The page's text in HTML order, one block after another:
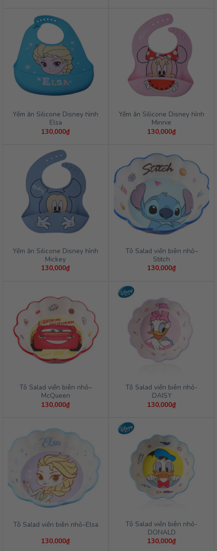
Yếm ăn Silicone Disney hình
Elsa
130,000₫
Yếm ăn Silicone Disney hình
Minnie
130,000₫
Yếm ăn Silicone Disney hình
Mickey
130,000₫
Tô Salad viền biên nhỏ–
Stitch
130,000₫
Tô Salad viền biên nhỏ–
McQueen
130,000₫
Tô Salad viền biên nhỏ-
DAISY
130,000₫
Tô Salad viền biên nhỏ–Elsa
130,000₫
Tô Salad viền biên nhỏ-
DONALD
130,000₫